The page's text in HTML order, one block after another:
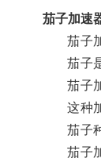
茄子加速
茄子加
茄子是
茄子加
这种加
茄子种
茄子加